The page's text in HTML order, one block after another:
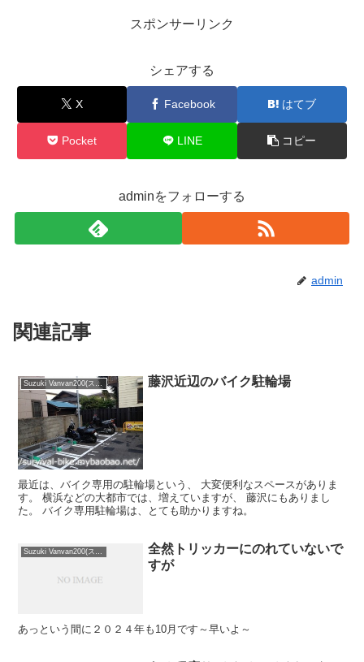
スポンサーリンク
シェアする
X Facebook はてブ
Pocket LINE コピー
adminをフォローする
admin
関連記事
Suzuki Vanvan200(スズキ バンバン200) 藤沢近辺のバイク駐輪場
最近は、バイク専用の駐輪場という、 大変便利なスペースがありま
す。 横浜などの大都市では、増えていますが、 藤沢にもありまし
た。 バイク専用駐輪場は、とても助かりますね。
Suzuki Vanvan200(スズキ バンバン200)
全然トリッカーにのれていないで
すが
あっという間に２０２４年も10月です～早いよ～